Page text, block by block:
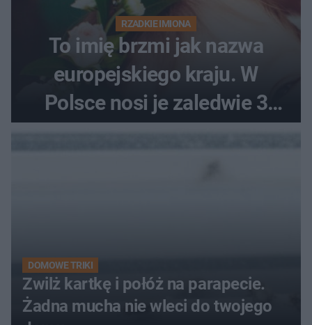
RZADKIE IMIONA
To imię brzmi jak nazwa
europejskiego kraju. W
Polsce nosi je zaledwie 3
kobiety
DOMOWE TRIKI
Zwilż kartkę i połóż na parapecie.
Żadna mucha nie wleci do twojego